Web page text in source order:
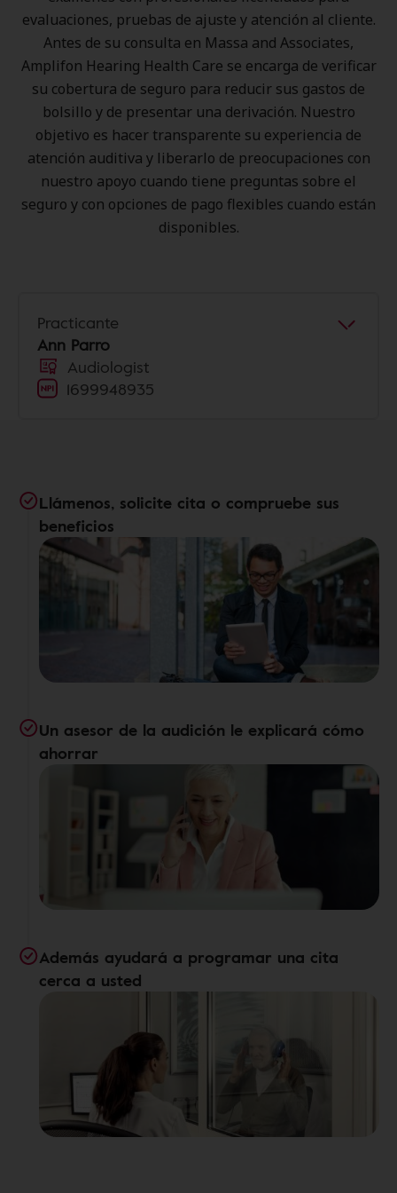
evaluaciones, pruebas de ajuste y atención al cliente.
Antes de su consulta en Massa and Associates,
Amplifon Hearing Health Care se encarga de verificar
su cobertura de seguro para reducir sus gastos de
bolsillo y de presentar una derivación. Nuestro
objetivo es hacer transparente su experiencia de
atención auditiva y liberarlo de preocupaciones con
nuestro apoyo cuando tiene preguntas sobre el
seguro y con opciones de pago flexibles cuando están
disponibles.
Practicante
Ann Parro
Audiologist
1699948935
Llámenos, solicite cita o compruebe sus
beneficios
Un asesor de la audición le explicará cómo
ahorrar
Además ayudará a programar una cita
cerca a usted